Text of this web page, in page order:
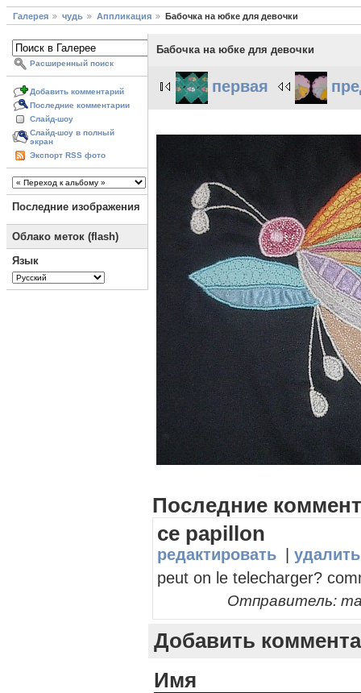
Галерея чудь Аппликация Бабочка на юбке для девочки
Расширенный поиск
Добавить комментарий
Последние комментарии
Слайд-шоу
Слайд-шоу в полный
экран
Экспорт RSS фото
Последние изображения
Облако меток (flash)
Язык
Бабочка на юбке для девочки
первая
Последние
ce papillon
редактировать
удалить
peut on le telecharger?
Отправитель:
Добавить
Имя